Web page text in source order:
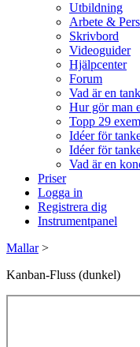
Utbildning
Arbete &
Skrivbord
Videoguider
Hjälpcenter
Forum
Vad är en
Hur gör man
Topp 29
Idéer för
Idéer för
Vad är en
Priser
Logga in
Registrera dig
Instrumentpanel
Mallar >
Kanban-Fluss (dunkel)